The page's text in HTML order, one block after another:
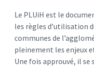
Le PLUiH est le
les règles d’utilisation
communes de
pleinement les enjeux
Une fois approuvé, il se